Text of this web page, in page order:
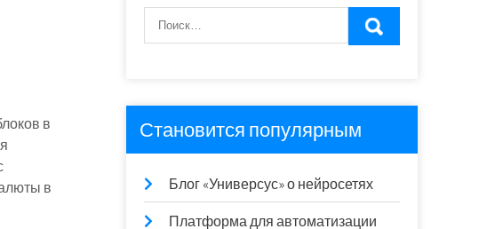
в
в
Становится популярным
Блог «Универсус» о нейросетях
Платформа для автоматизации